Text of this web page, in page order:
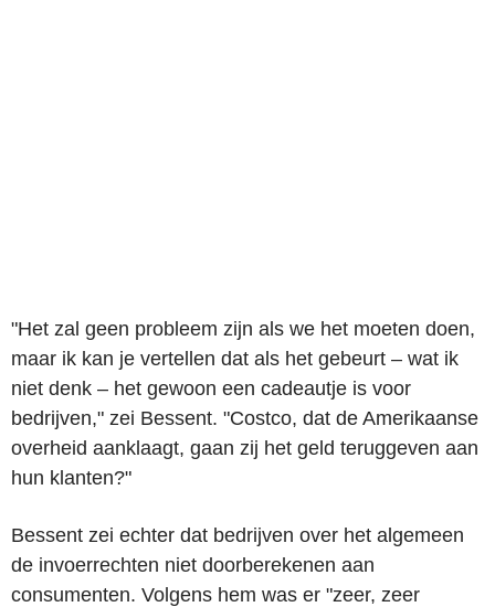
"Het zal geen probleem zijn als we het moeten doen,
maar ik kan je vertellen dat als het gebeurt – wat ik
niet denk – het gewoon een cadeautje is voor
bedrijven," zei Bessent. "Costco, dat de Amerikaanse
overheid aanklaagt, gaan zij het geld teruggeven aan
hun klanten?"
Bessent zei echter dat bedrijven over het algemeen
de invoerrechten niet doorberekenen aan
consumenten. Volgens hem was er "zeer, zeer